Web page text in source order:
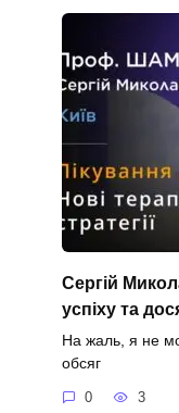
Сергій
успіху та
На жаль, я не
обсяг
0 3